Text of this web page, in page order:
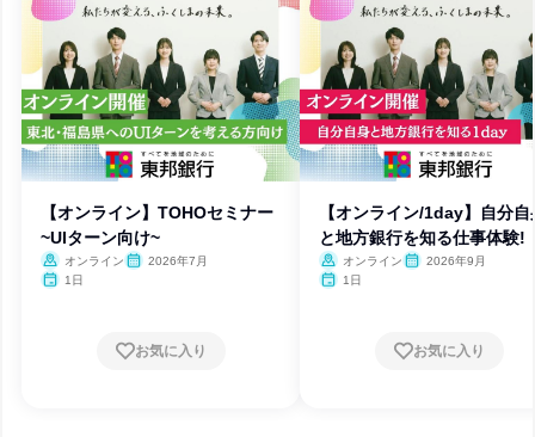
【オンライン】TOHOセミナー
~UIターン向け~
オンライン
2026年7月
1日
お気に入り
【オンライン/1day】自分自
と地方銀行を知る仕事体験!
オンライン
2026年9月
1日
お気に入り